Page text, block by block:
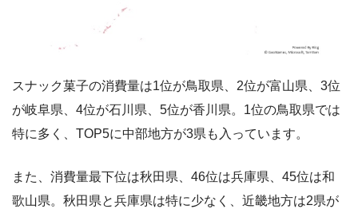
スナック菓子の消費量は1位が鳥取県、2位が富山県、3位
が岐阜県、4位が石川県、5位が香川県。1位の鳥取県では
特に多く、TOP5に中部地方が3県も入っています。
また、消費量最下位は秋田県、46位は兵庫県、45位は和
歌山県。秋田県と兵庫県は特に少なく、近畿地方は2県が